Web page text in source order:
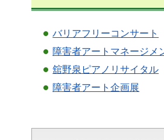
バリアフリーコンサート
障害者アートマネージメ
舘野泉ピアノリサイタル
障害者アート企画展